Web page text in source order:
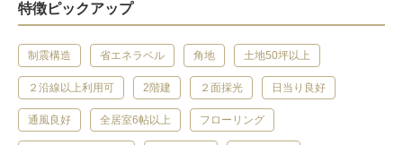
特徴ピックアップ
制震構造 省エネラベル 角地 土地50坪以上
２沿線以上利用可 2階建 ２面採光 日当り良好
通風良好 全居室6帖以上 フローリング